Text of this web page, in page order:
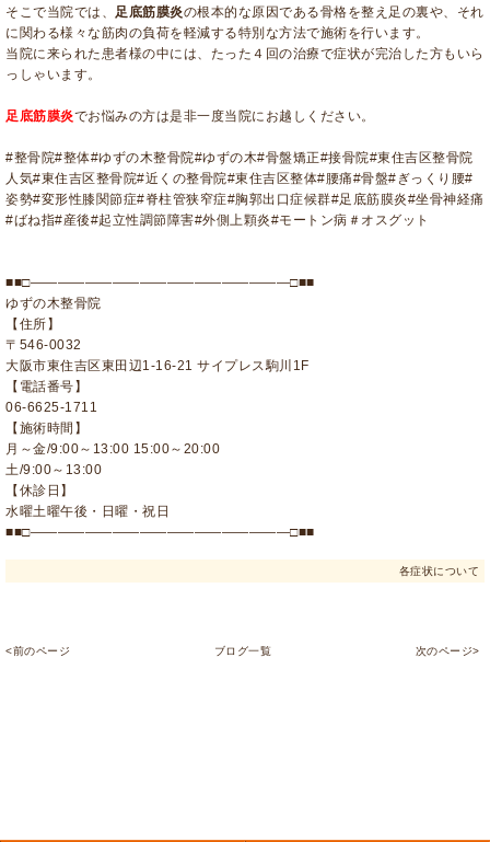
そこで当院では、 足底筋膜炎の根本的な原因である骨格を整え足の裏や、
それ
に関わる様々な筋肉の負荷を軽減する特別な方法で施術を行います。
当院に来られた患者様の中には、たった４回の治療で症状が完治した方もいら
っしゃいます。
足底筋膜炎でお悩みの方は是非一度当院にお越しください。
#整骨院#整体#ゆずの木整骨院#ゆずの木#骨盤矯正#接骨院#東住吉区整骨院
人気#東住吉区整骨院#近くの整骨院#東住吉区整体#腰痛#骨盤#ぎっくり腰#
姿勢#変形性膝関節症#脊柱管狭窄症#胸郭出口症候群#足底筋膜炎#坐骨神経痛
#ばね指#産後#起立性調節障害#外側上顆炎#モートン病＃オスグット
■■□―――――――――――――――――――□■■
ゆずの木整骨院
【住所】
〒546-0032
大阪市東住吉区東田辺1-16-21 サイプレス駒川1F
【電話番号】
06-6625-1711
【施術時間】
月～金/9:00～13:00 15:00～20:00
土/9:00～13:00
【休診日】
水曜土曜午後・日曜・祝日
■■□―――――――――――――――――――□■■
各症状について
<前のページ ブログ一覧 次のページ>